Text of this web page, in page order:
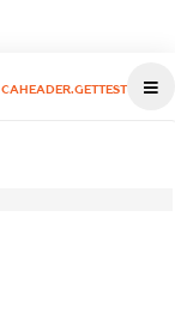
CAHEADER.GETTEST